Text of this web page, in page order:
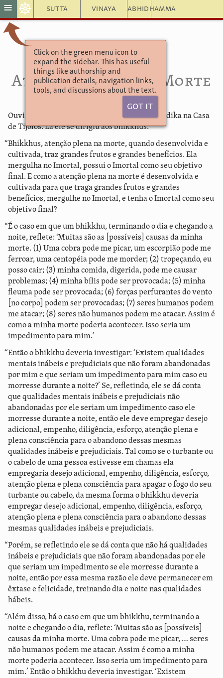
Sutta Vinaya Abhidhamma
≡ ☸
Click on the green menu icon to
expand the sidebar. This has useful
things like authorship and
publication details, navigation links,
tools, and discussions about the text.
Got It
Aṅguttara Nikāya 8.74
Maranassati (dutiya) Sutta
Atenção Plena na Morte
Ouvi que certa vez o Abençoado estava em Nadika na Casa
de Tijolos. Lá ele se dirigiu aos bhikkhus:
“Bhikkhus, atenção plena na morte, quando desenvolvida e
cultivada, traz grandes frutos e grandes benefícios. Ela
mergulha no Imortal, possui o Imortal como seu objetivo
final. E como a atenção plena na morte é desenvolvida e
cultivada para que traga grandes frutos e grandes
benefícios, mergulhe no Imortal, e tenha o Imortal como seu
objetivo final?
“É o caso em que um bhikkhu, terminando o dia e chegando a
noite, reflete: ‘Muitas são as [possíveis] causas da minha
morte. (1) Uma cobra pode me picar, um escorpião pode me
ferroar, uma centopéia pode me morder; (2) tropeçando, eu
posso cair; (3) minha comida, digerida, pode me causar
problemas; (4) minha bílis pode ser provocada; (5) minha
fleuma pode ser provocada; (6) forças perfurantes do vento
[no corpo] podem ser provocadas; (7) seres humanos podem
me atacar; (8) seres não humanos podem me atacar. Assim é
como a minha morte poderia acontecer. Isso seria um
impedimento para mim.’
“Então o bhikkhu deveria investigar: ‘Existem qualidades
mentais inábeis e prejudiciais que não foram abandonadas
por mim e que seriam um impedimento para mim caso eu
morresse durante a noite?’ Se, refletindo, ele se dá conta
que qualidades mentais inábeis e prejudiciais não
abandonadas por ele seriam um impedimento caso ele
morresse durante a noite, então ele deve empregar desejo
adicional, empenho, diligência, esforço, atenção plena e
plena consciência para o abandono dessas mesmas
qualidades inábeis e prejudiciais. Tal como se o turbante ou
o cabelo de uma pessoa estivesse em chamas ela
empregaria desejo adicional, empenho, diligência, esforço,
atenção plena e plena consciência para apagar o fogo do seu
turbante ou cabelo, da mesma forma o bhikkhu deveria
empregar desejo adicional, empenho, diligência, esforço,
atenção plena e plena consciência para o abandono dessas
mesmas qualidades inábeis e prejudiciais.
“Porém, se refletindo ele se dá conta que não há qualidades
inábeis e prejudiciais que não foram abandonadas por ele
que seriam um impedimento se ele morresse durante a
noite, então por essa mesma razão ele deve permanecer em
êxtase e felicidade, treinando dia e noite nas qualidades
hábeis.
“Além disso, há o caso em que um bhikkhu, terminando a
noite e chegando o dia, reflete: ‘Muitas são as [possíveis]
causas da minha morte. Uma cobra pode me picar, … seres
não humanos podem me atacar. Assim é como a minha
morte poderia acontecer. Isso seria um impedimento para
mim.’ Então o bhikkhu deveria investigar. ‘Existem